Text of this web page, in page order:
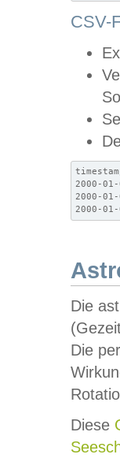
CSV-
2000-
2000-
2000-
Die
Die
Diese